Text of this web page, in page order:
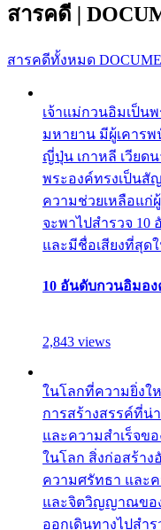
สารคดี |
สารคดีทั้งหมด
เจ้าแม่กวนอิมเป็น
มหายาน มีผู้เคาร
ญี่ปุ่น เกาหลี เวียด
พระองค์ทรงเป็นสั
ความช่วยเหลือแก่
จะพาไปสำรวจ
และมีชื่อเสียงที่สุด
10 อันดับกวนอิมอ
2,843 views
ในโลกที่ความยิ่งใ
การสร้างสรรค์ที่น่
และความสำเร็จ
ในโลก สิ่งก่อสร้าง
ความศรัทธา และ
และจิตวิญญาณของ
ออกเดินทางไปสำ